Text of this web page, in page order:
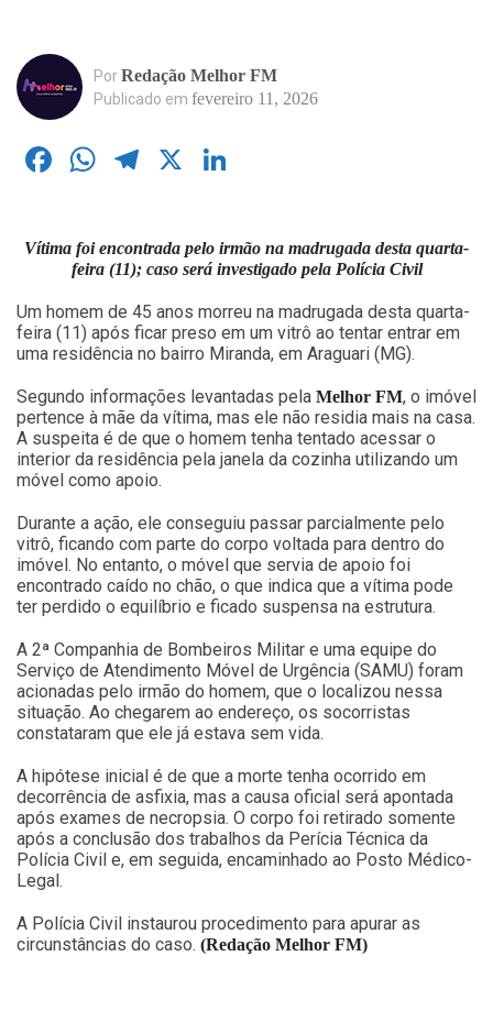
PorRedação Melhor FM
Publicado em fevereiro 11, 2026
Facebook
WhatsApp
Telegram
X
Vítima foi encontrada pelo irmão na madrugada desta quarta-
feira (11); caso será investigado pela Polícia Civil
Um homem de 45 anos morreu na madrugada desta quarta-
feira (11) após ficar preso em um vitrô ao tentar entrar em
uma residência no bairro Miranda, em Araguari (MG).
Segundo informações levantadas pela Melhor FM, o imóvel
pertence à mãe da vítima, mas ele não residia mais na casa.
A suspeita é de que o homem tenha tentado acessar o
interior da residência pela janela da cozinha utilizando um
móvel como apoio.
Durante a ação, ele conseguiu passar parcialmente pelo
vitrô, ficando com parte do corpo voltada para dentro do
imóvel. No entanto, o móvel que servia de apoio foi
encontrado caído no chão, o que indica que a vítima pode
ter perdido o equilíbrio e ficado suspensa na estrutura.
A 2ª Companhia de Bombeiros Militar e uma equipe do
Serviço de Atendimento Móvel de Urgência (SAMU) foram
acionadas pelo irmão do homem, que o localizou nessa
situação. Ao chegarem ao endereço, os socorristas
constataram que ele já estava sem vida.
A hipótese inicial é de que a morte tenha ocorrido em
decorrência de asfixia, mas a causa oficial será apontada
após exames de necropsia. O corpo foi retirado somente
após a conclusão dos trabalhos da Perícia Técnica da
Polícia Civil e, em seguida, encaminhado ao Posto Médico-
Legal.
A Polícia Civil instaurou procedimento para apurar as
circunstâncias do caso. (Redação Melhor FM)